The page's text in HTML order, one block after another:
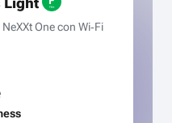
One con Wi‑Fi